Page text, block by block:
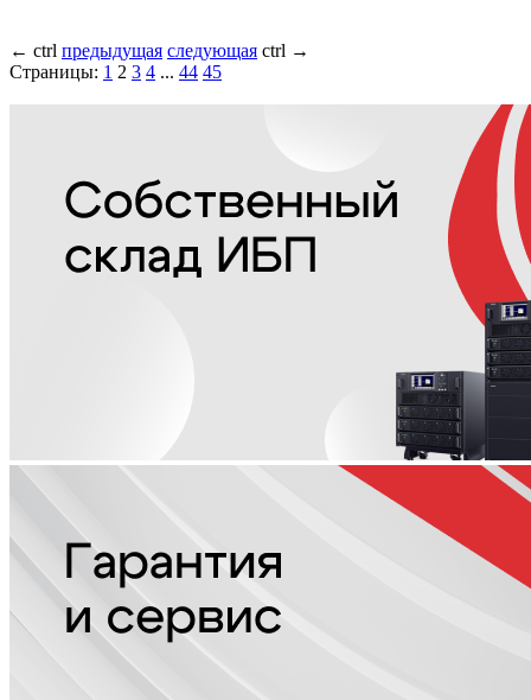
← ctrl предыдущая следующая ctrl →
Страницы: 1 2 3 4 ... 44 45